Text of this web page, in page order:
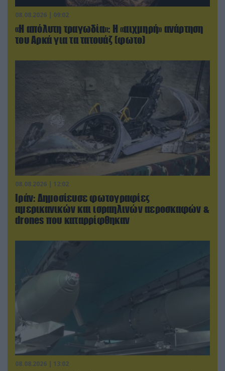
08.08.2026 | 09:02
«Η απόλυτη τραγωδία»: Η «αιχμηρή» ανάρτηση
του Αρκά για τα τατουάζ (φωτο)
08.08.2026 | 12:02
Ιράν: Δημοσίευσε φωτογραφίες
αμερικανικών και ισραηλινών αεροσκαφών &
drones που καταρρίφθηκαν
08.08.2026 | 13:02